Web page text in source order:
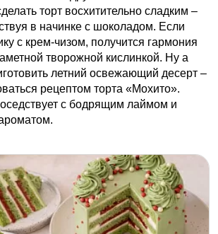
торт восхитительно сладким –
в начинке с шоколадом. Если
с крем-чизом, получится гармония
творожной кислинкой. Ну а
летний освежающий десерт –
рецептом торта «Мохито».
с бодрящим лаймом и